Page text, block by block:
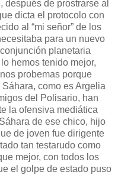
de prostrarse al
dicta el protocolo con
al “mi señor” de los
para un nuevo
planetaria
hemos tenido mejor,
probemas porque
como es Argelia
del Polisario, han
la ofensiva mediática
de ese chico, hijo
de joven fue dirigente
tan testarudo como
mejor, con todos los
el golpe de estado puso